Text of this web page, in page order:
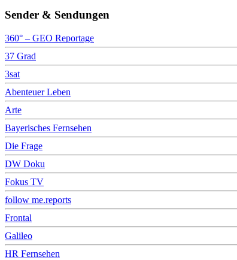
Sender & Sendungen
360° – GEO Reportage
37 Grad
3sat
Abenteuer Leben
Arte
Bayerisches Fernsehen
Die Frage
DW Doku
Fokus TV
follow me.reports
Frontal
Galileo
HR Fernsehen